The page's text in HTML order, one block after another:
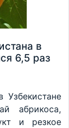
в
6,5 раз
абрикоса,
и резкое